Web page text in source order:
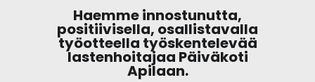
Haemme innostunutta,
positiivisella, osallistavalla
työotteella työskentelevää
lastenhoitajaa Päiväkoti
Apilaan.